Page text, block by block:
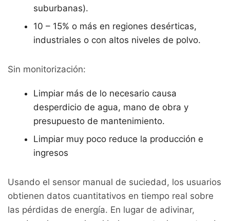
suburbanas).
10 – 15% o más en regiones desérticas,
industriales o con altos niveles de polvo.
Sin monitorización:
Limpiar más de lo necesario causa
desperdicio de agua, mano de obra y
presupuesto de mantenimiento.
Limpiar muy poco reduce la producción e
ingresos
Usando el sensor manual de suciedad, los usuarios
obtienen datos cuantitativos en tiempo real sobre
las pérdidas de energía. En lugar de adivinar,